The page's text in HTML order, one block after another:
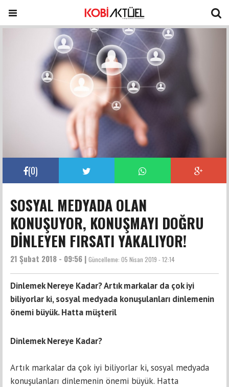
(0)
SOSYAL MEDYADA OLAN
KONUŞUYOR, KONUŞMAYI DOĞRU
DİNLEYEN FIRSATI YAKALIYOR!
21 Şubat 2018 - 09:56 | Güncelleme: 05 Nisan 2019 - 12:14
Dinlemek Nereye Kadar? Artık markalar da çok iyi
biliyorlar ki, sosyal medyada konuşulanları dinlemenin
önemi büyük. Hatta müşteril
Dinlemek Nereye Kadar?
Artık markalar da çok iyi biliyorlar ki, sosyal medyada
konuşulanları dinlemenin önemi büyük. Hatta